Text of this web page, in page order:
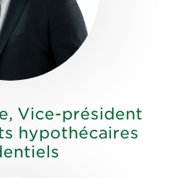
Vice-président
hypothécaires